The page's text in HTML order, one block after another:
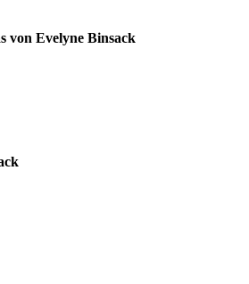
von Evelyne Binsack